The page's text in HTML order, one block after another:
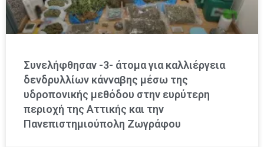
Συνελήφθησαν -3- άτομα για καλλιέργεια
δενδρυλλίων κάνναβης μέσω της
υδροπονικής μεθόδου στην ευρύτερη
περιοχή της Αττικής και την
Πανεπιστημιούπολη Ζωγράφου